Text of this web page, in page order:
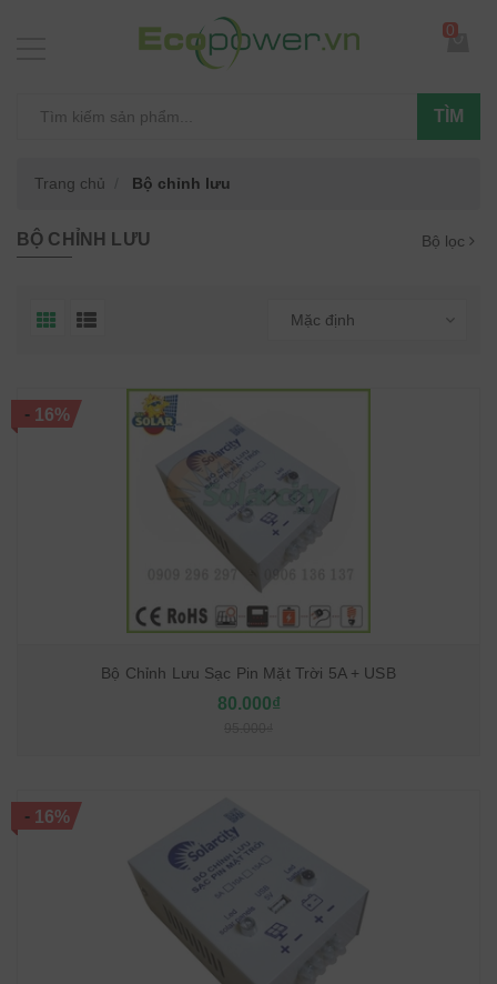
TÌM
0
Trang chủ Bộ chỉnh lưu
BỘ CHỈNH LƯU Bộ lọc
Mặc định
-16%
Bộ Chỉnh Lưu Sạc Pin Mặt Trời 5A + USB
80.000₫
-16%